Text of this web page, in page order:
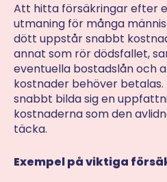
Att hitta försäkringar efter
utmaning för många
dött uppstår snabbt
annat som rör dödsfallet,
eventuella bostadslån och
kostnader behöver
snabbt bilda sig en
kostnaderna som den
täcka.
Exempel på viktiga